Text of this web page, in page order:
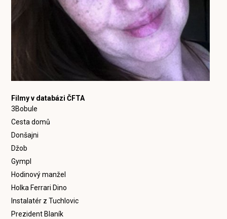
Filmy v databázi ČFTA
3Bobule
Cesta domů
Donšajni
Džob
Gympl
Hodinový manžel
Holka Ferrari Dino
Instalatér z Tuchlovic
Prezident Blaník